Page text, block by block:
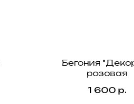
Бегония
розовая
1 600 р.